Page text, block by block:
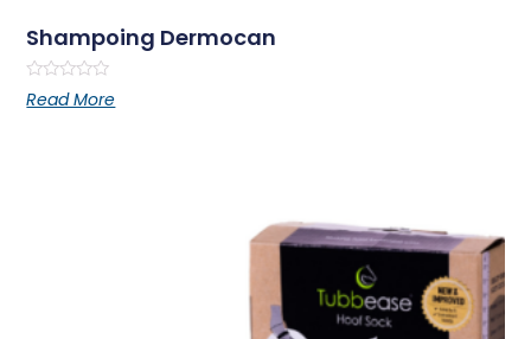
Shampoing Dermocan
Rated
0
Read More